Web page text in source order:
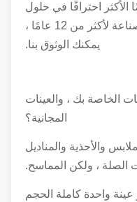
احترافًا في حلول
التنظيف ، لقد كنا في هذه الصناعة لأكثر من 12 عامًا ،
يمكنك الوثوق بنا.
بك ، والعينات
المجانية؟
والأحذية والمناديل
، ولكن المماسح.
واحدة كاملة الحجم